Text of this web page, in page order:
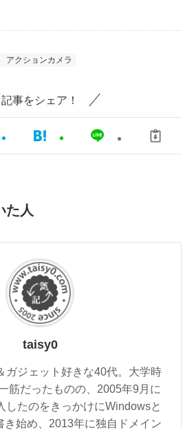
アクションカメラ
記事をシェア！
た人
taisy0
ガジェット好きな40代。大学時
筋だったものの、2005年9月に
したのをきっかけにWindowsと
き始め、2013年に独自ドメイン